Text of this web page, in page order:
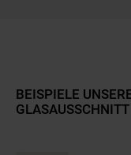
BEISPIELE
GLASAUSSCHNITT